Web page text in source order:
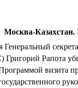
Москва-
Генеральный
Рапота
визита